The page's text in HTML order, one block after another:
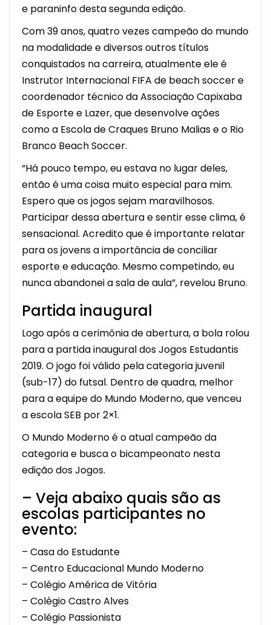
e paraninfo desta segunda edição.
Com 39 anos, quatro vezes campeão do mundo
na modalidade e diversos outros títulos
conquistados na carreira, atualmente ele é
Instrutor Internacional FIFA de beach soccer e
coordenador técnico da Associação Capixaba
de Esporte e Lazer, que desenvolve ações
como a Escola de Craques Bruno Malias e o Rio
Branco Beach Soccer.
“Há pouco tempo, eu estava no lugar deles,
então é uma coisa muito especial para mim.
Espero que os jogos sejam maravilhosos.
Participar dessa abertura e sentir esse clima, é
sensacional. Acredito que é importante relatar
para os jovens a importância de conciliar
esporte e educação. Mesmo competindo, eu
nunca abandonei a sala de aula”, revelou Bruno.
Partida inaugural
Logo após a cerimônia de abertura, a bola rolou
para a partida inaugural dos Jogos Estudantis
2019. O jogo foi válido pela categoria juvenil
(sub-17) do futsal. Dentro de quadra, melhor
para a equipe do Mundo Moderno, que venceu
a escola SEB por 2×1.
O Mundo Moderno é o atual campeão da
categoria e busca o bicampeonato nesta
edição dos Jogos.
– Veja abaixo quais são as
escolas participantes no
evento:
– Casa do Estudante
– Centro Educacional Mundo Moderno
– Colégio América de Vitória
– Colégio Castro Alves
– Colégio Passionista